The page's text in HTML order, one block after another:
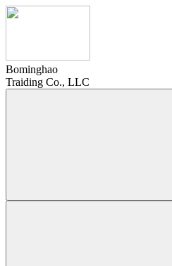
Bominghao
Traiding Co., LLC